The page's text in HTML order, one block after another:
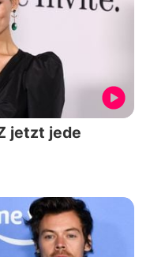
jetzt jede